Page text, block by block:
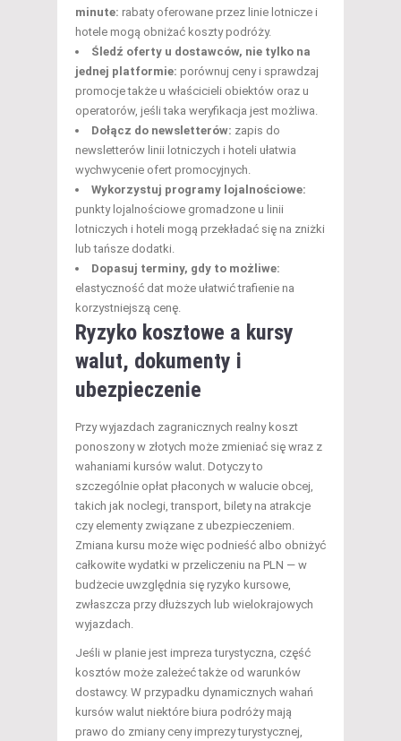
minute: rabaty oferowane przez linie lotnicze i
hotele mogą obniżać koszty podróży.
Śledź oferty u dostawców, nie tylko na
jednej platformie: porównuj ceny i sprawdzaj
promocje także u właścicieli obiektów oraz u
operatorów, jeśli taka weryfikacja jest możliwa.
Dołącz do newsletterów: zapis do
newsletterów linii lotniczych i hoteli ułatwia
wychwycenie ofert promocyjnych.
Wykorzystuj programy lojalnościowe:
punkty lojalnościowe gromadzone u linii
lotniczych i hoteli mogą przekładać się na zniżki
lub tańsze dodatki.
Dopasuj terminy, gdy to możliwe:
elastyczność dat może ułatwić trafienie na
korzystniejszą cenę.
Ryzyko kosztowe a kursy
walut, dokumenty i
ubezpieczenie
Przy wyjazdach zagranicznych realny koszt
ponoszony w złotych może zmieniać się wraz z
wahaniami kursów walut. Dotyczy to
szczególnie opłat płaconych w walucie obcej,
takich jak noclegi, transport, bilety na atrakcje
czy elementy związane z ubezpieczeniem.
Zmiana kursu może więc podnieść albo obniżyć
całkowite wydatki w przeliczeniu na PLN — w
budżecie uwzględnia się ryzyko kursowe,
zwłaszcza przy dłuższych lub wielokrajowych
wyjazdach.
Jeśli w planie jest impreza turystyczna, część
kosztów może zależeć także od warunków
dostawcy. W przypadku dynamicznych wahań
kursów walut niektóre biura podróży mają
prawo do zmiany ceny imprezy turystycznej,